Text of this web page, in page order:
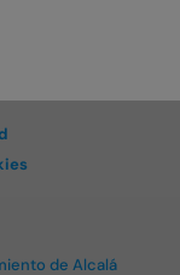
de Alcalá